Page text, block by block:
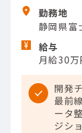
勤務地
静岡県富
給与
月給30
開発
最前
ータ
ジシ